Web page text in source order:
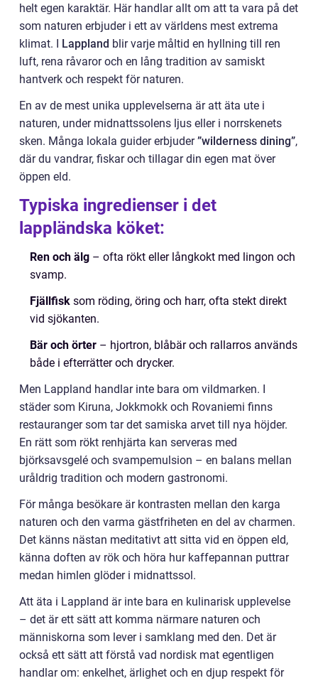
helt egen karaktär. Här handlar allt om att ta vara på det
som naturen erbjuder i ett av världens mest extrema
klimat. I Lappland blir varje måltid en hyllning till ren
luft, rena råvaror och en lång tradition av samiskt
hantverk och respekt för naturen.
En av de mest unika upplevelserna är att äta ute i
naturen, under midnattssolens ljus eller i norrskenets
sken. Många lokala guider erbjuder”wilderness dining”,
där du vandrar, fiskar och tillagar din egen mat över
öppen eld.
Typiska ingredienser i det
lappländska köket:
Ren och älg – ofta rökt eller långkokt med lingon och
svamp.
Fjällfisk som röding, öring och harr, ofta stekt direkt
vid sjökanten.
Bär och örter – hjortron, blåbär och rallarros används
både i efterrätter och drycker.
Men Lappland handlar inte bara om vildmarken. I
städer som Kiruna, Jokkmokk och Rovaniemi finns
restauranger som tar det samiska arvet till nya höjder.
En rätt som rökt renhjärta kan serveras med
björksavsgelé och svampemulsion – en balans mellan
uråldrig tradition och modern gastronomi.
För många besökare är kontrasten mellan den karga
naturen och den varma gästfriheten en del av charmen.
Det känns nästan meditativt att sitta vid en öppen eld,
känna doften av rök och höra hur kaffepannan puttrar
medan himlen glöder i midnattssol.
Att äta i Lappland är inte bara en kulinarisk upplevelse
– det är ett sätt att komma närmare naturen och
människorna som lever i samklang med den. Det är
också ett sätt att förstå vad nordisk mat egentligen
handlar om: enkelhet, ärlighet och en djup respekt för